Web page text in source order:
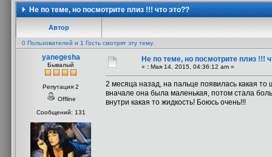
Не по теме, но посмотрите плиз !!! что это??
Автор
0 Пользователей и 1 Гость смотрят эту тему.
yanegesha
Бывалый
Репутация 2
Offline
Сообщений: 131
Не по теме, но посмотрите плиз !!!
« : Мая 14, 2015, 04:36:12 am »
2 месяца назад, на пальце появилась какая
вначале она была маленькая, потом стала
внутри какая то жидкость! Боюсь очень!!!